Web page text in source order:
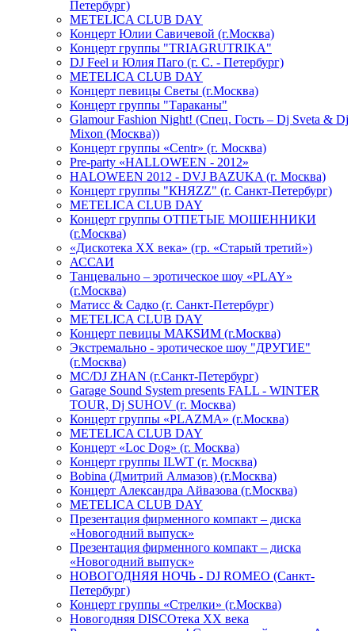
Петербург)
METELICA CLUB DAY
Концерт Юлии Савичевой (г.Москва)
Концерт группы "TRIAGRUTRIKA"
DJ Feel и Юлия Паго (г. С. - Петербург)
METELICA CLUB DAY
Концерт певицы Светы (г.Москва)
Концерт группы "Тараканы"
Glamour Fashion Night! (Спец. Гость – Dj Sveta & Dj
Mixon (Москва))
Концерт группы «Centr» (г. Москва)
Pre-party «HALLOWEEN - 2012»
HALOWEEN 2012 - DVJ BAZUKA (г. Москва)
Концерт группы "КНЯZZ" (г. Санкт-Петербург)
METELICA CLUB DAY
Концерт группы ОТПЕТЫЕ МОШЕННИКИ
(г.Москва)
«Дискотека ХХ века» (гр. «Старый третий»)
АССАИ
Танцевально – эротическое шоу «PLAY»
(г.Москва)
Матисс & Садко (г. Санкт-Петербург)
METELICA CLUB DAY
Концерт певицы МАКSИМ (г.Москва)
Экстремально - эротическое шоу "ДРУГИЕ"
(г.Москва)
МС/DJ ZHAN (г.Санкт-Петербург)
Garage Sound System presents FALL - WINTER
TOUR, Dj SUHOV (г. Москва)
Концерт группы «PLAZMA» (г.Москва)
METELICA CLUB DAY
Концерт «Loc Dog» (г. Москва)
Концерт группы ILWT (г. Москва)
Bobina (Дмитрий Алмазов) (г.Москва)
Концерт Александра Айвазова (г.Москва)
METELICA CLUB DAY
Презентация фирменного компакт – диска
«Новогодний выпуск»
Презентация фирменного компакт – диска
«Новогодний выпуск»
НОВОГОДНЯЯ НОЧЬ - DJ ROMEO (Санкт-
Петербург)
Концерт группы «Стрелки» (г.Москва)
Новогодняя DISCOтека ХХ века